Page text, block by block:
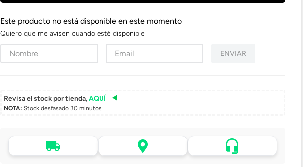
Este producto no está disponible en este momento
Quiero que me avisen cuando esté disponible
ENVIAR
Revisa el stock por tienda,AQUÍ
NOTA: Stock desfasado 30 minutos.
Tu compra, directo a tu
Retiro en tienda sin costo
Asistencia de venta por
WhatsApp